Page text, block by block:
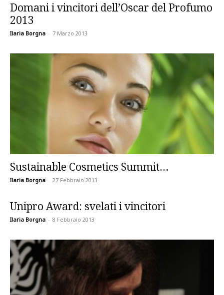
Domani i vincitori dell’Oscar del Profumo
2013
Ilaria Borgna - 7 Marzo 2013
Sustainable Cosmetics Summit…
Ilaria Borgna - 27 Febbraio 2013
Unipro Award: svelati i vincitori
Ilaria Borgna - 8 Febbraio 2013